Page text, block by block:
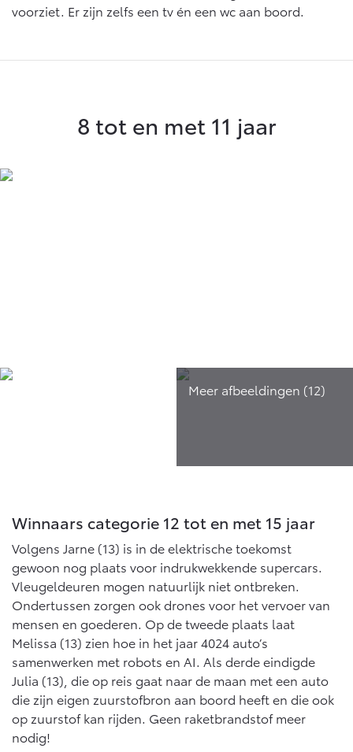
voorziet. Er zijn zelfs een tv én een wc aan boord.
8 tot en met 11 jaar
Winnaars categorie 12 tot en met 15 jaar
Volgens Jarne (13) is in de elektrische toekomst
gewoon nog plaats voor indrukwekkende supercars.
Vleugeldeuren mogen natuurlijk niet ontbreken.
Ondertussen zorgen ook drones voor het vervoer van
mensen en goederen. Op de tweede plaats laat
Melissa (13) zien hoe in het jaar 4024 auto’s
samenwerken met robots en AI. Als derde eindigde
Julia (13), die op reis gaat naar de maan met een auto
die zijn eigen zuurstofbron aan boord heeft en die ook
op zuurstof kan rijden. Geen raketbrandstof meer
nodig!